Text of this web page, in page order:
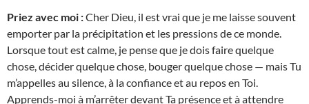
Priez avec moi :Cher Dieu, il est vrai que je me laisse souvent
emporter par la précipitation et les pressions de ce monde.
Lorsque tout est calme, je pense que je dois faire quelque
chose, décider quelque chose, bouger quelque chose — mais Tu
m’appelles au silence, à la confiance et au repos en Toi.
Apprends-moi à m’arrêter devant Ta présence et à attendre